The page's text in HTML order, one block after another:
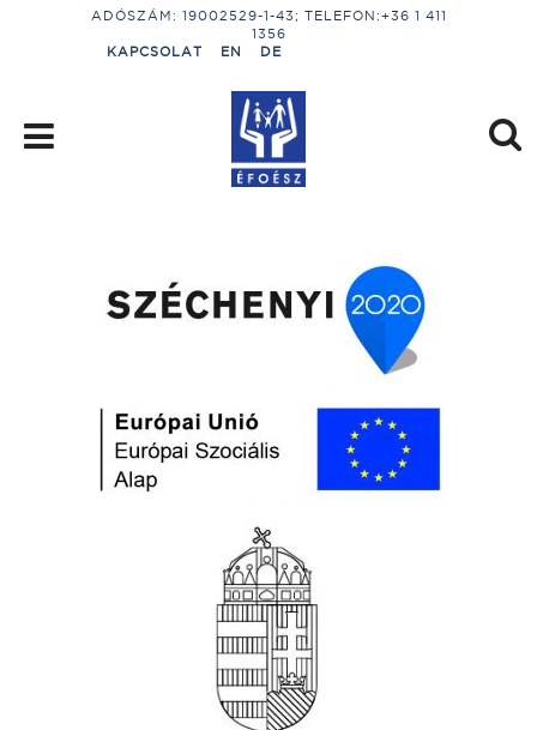
ADÓSZÁM: 19002529-1-43; TELEFON:+36 1 411
1356
KAPCSOLAT
EN DE